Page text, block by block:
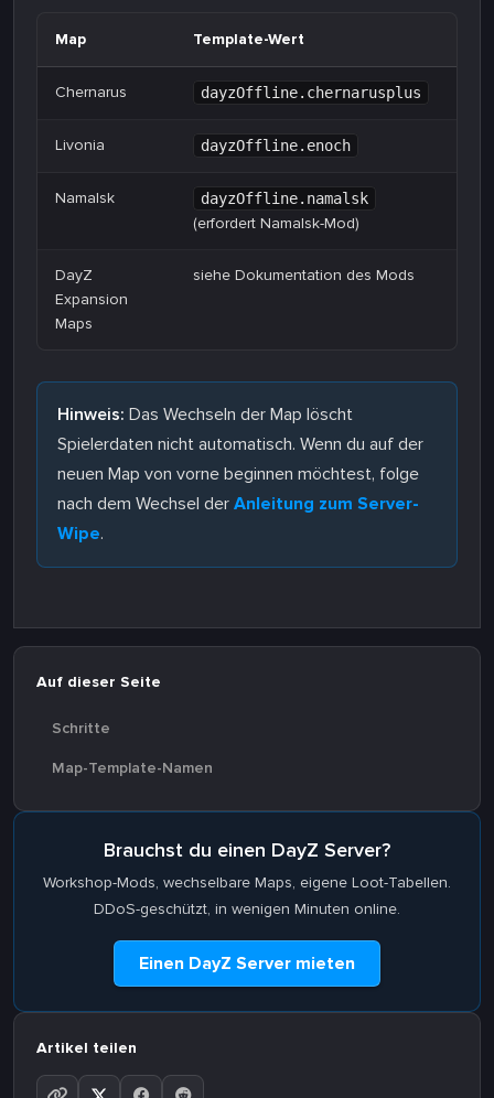
Map Template-Wert
Chernarus dayzOffline.chernarusplus
Livonia dayzOffline.enoch
Namalsk dayzOffline.namalsk
(erfordert Namalsk-Mod)
DayZ
Expansion
Maps
siehe Dokumentation des Mods
Hinweis: Das Wechseln der Map löscht
Spielerdaten nicht automatisch. Wenn du auf der
neuen Map von vorne beginnen möchtest, folge
nach dem Wechsel der Anleitung zum Server-
Wipe.
Auf dieser Seite
Schritte
Map-Template-Namen
Brauchst du einen DayZ Server?
Workshop-Mods, wechselbare Maps, eigene Loot-Tabellen.
DDoS-geschützt, in wenigen Minuten online.
Einen DayZ Server mieten
Artikel teilen